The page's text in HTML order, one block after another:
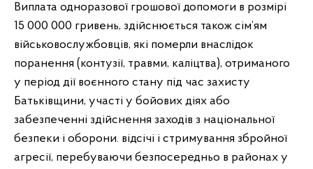
Виплата одноразової грошової допомоги в розмірі
15 000 000 гривень, здійснюється також сім’ям
військовослужбовців, які померли внаслідок
поранення (контузії, травми, каліцтва), отриманого
у період дії воєнного стану під час захисту
Батьківщини, участі у бойових діях або
забезпеченні здійснення заходів з національної
безпеки і оборони. відсічі і стримування збройної
агресії, перебуваючи безпосередньо в районах у